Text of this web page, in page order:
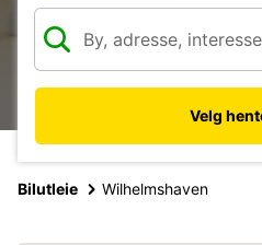
Velg
Bilutleie Wilhelmshaven